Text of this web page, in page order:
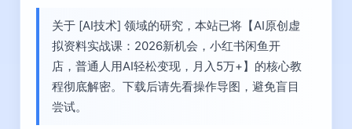
关于 [AI技术] 领域的研究，本站已将【AI原创虚
拟资料实战课：2026新机会，小红书闲鱼开
店，普通人用AI轻松变现，月入5万+】的核心教
程彻底解密。下载后请先看操作导图，避免盲目
尝试。